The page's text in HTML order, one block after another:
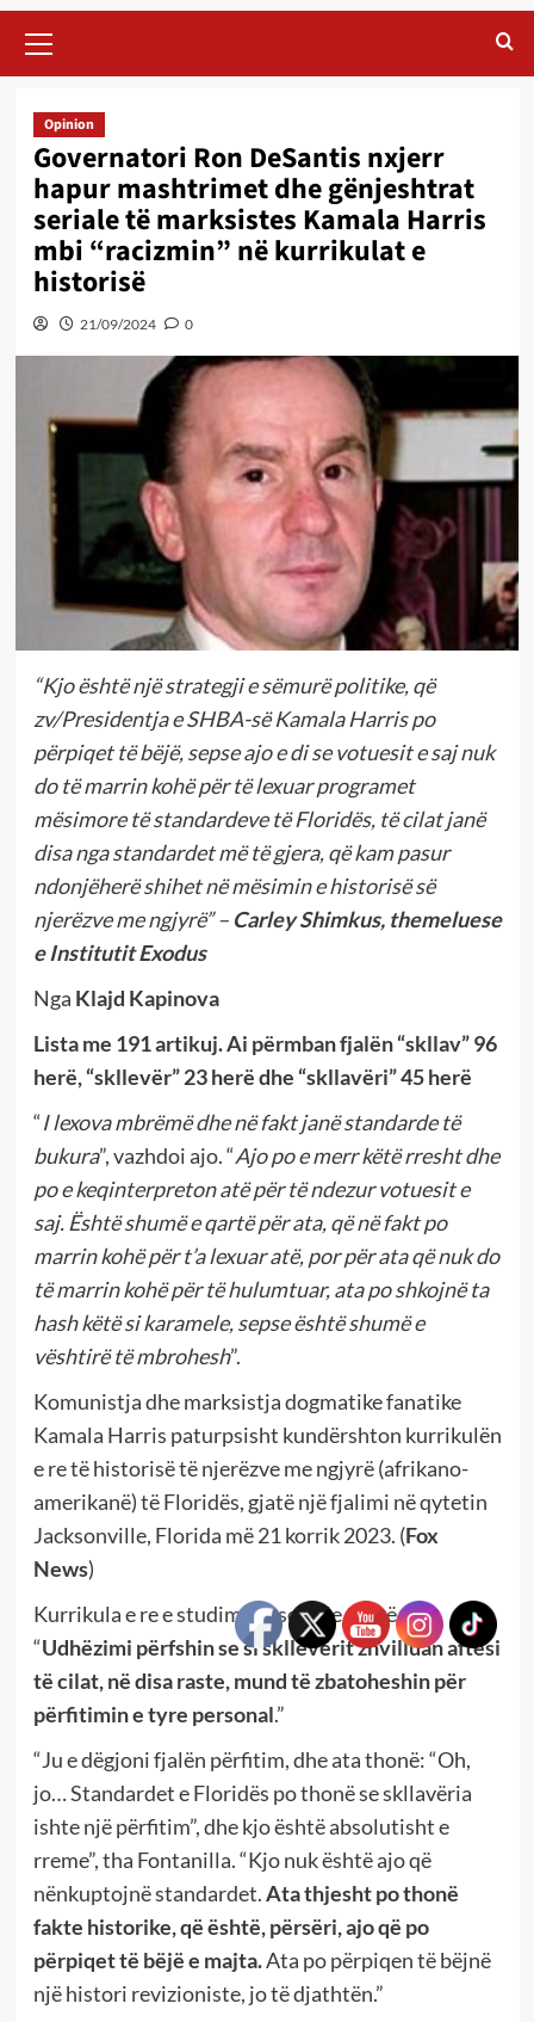
Menu
Opinion
Governatori Ron DeSantis nxjerr
hapur mashtrimet dhe gënjeshtrat
seriale të marksistes Kamala Harris
mbi “racizmin” në kurrikulat e
historisë
21/09/2024 0
“Kjo është një strategji e sëmurë politike, që
zv/Presidentja e SHBA-së Kamala Harris po
përpiqet të bëjë, sepse ajo e di se votuesit e saj nuk
do të marrin kohë për të lexuar programet
mësimore të standardeve të Floridës, të cilat janë
disa nga standardet më të gjera, që kam pasur
ndonjëherë shihet në mësimin e historisë së
njerëzve me ngjyrë” – Carley Shimkus, themeluese
e Institutit Exodus
Nga Klajd Kapinova
Lista me 191 artikuj. Ai përmban fjalën “skllav” 96
herë, “skllevër” 23 herë dhe “skllavëri” 45 herë
“I lexova mbrëmë dhe në fakt janë standarde të
bukura”, vazhdoi ajo. “Ajo po e merr këtë rresht dhe
po e keqinterpreton atë për të ndezur votuesit e
saj. Është shumë e qartë për ata, që në fakt po
marrin kohë për t’a lexuar atë, por për ata që nuk do
të marrin kohë për të hulumtuar, ata po shkojnë ta
hash këtë si karamele, sepse është shumë e
vështirë të mbrohesh”.
Komunistja dhe marksistja dogmatike fanatike
Kamala Harris paturpsisht kundërshton kurrikulën
e re të historisë të njerëzve me ngjyrë (afrikano-
amerikanë) të Floridës, gjatë një fjalimi në qytetin
Jacksonville, Florida më 21 korrik 2023. (Fox
News)
Kurrikula e re e studimeve sociale thotë,
“Udhëzimi përfshin se si skllevërit zhvilluan aftësi
të cilat, në disa raste, mund të zbatoheshin për
përfitimin e tyre personal.”
“Ju e dëgjoni fjalën përfitim, dhe ata thonë: “Oh,
jo… Standardet e Floridës po thonë se skllavëria
ishte një përfitim”, dhe kjo është absolutisht e
rreme”, tha Fontanilla. “Kjo nuk është ajo që
nënkuptojnë standardet.Ata thjesht po thonë
fakte historike, që është, përsëri, ajo që po
përpiqet të bëjë e majta.Ata po përpiqen të bëjnë
një histori revizioniste, jo të djathtën.”